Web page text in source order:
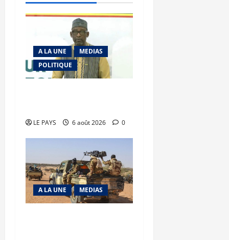
A LA UNE
MEDIAS
POLITIQUE
LE PAYS 6 août 2026 0
A LA UNE MEDIAS